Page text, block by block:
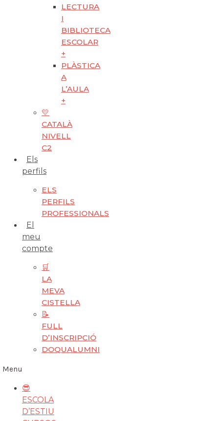
LECTURA
I
BIBLIOTECA
ESCOLAR
+
PLÀSTICA
A
L’AULA
+
💛
CATALÀ
NIVELL
C2
Els
perfils
ELS
PERFILS
PROFESSIONALS
El
meu
compte
🛒
LA
MEVA
CISTELLA
📝
FULL
D’INSCRIPCIÓ
DOQUALUMNI
Menu
😎
ESCOLA
D’ESTIU